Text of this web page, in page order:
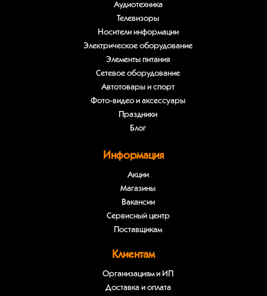
Аудиотехника
Телевизоры
Носители информации
Электрическое оборудование
Элементы питания
Сетевое оборудование
Автотовары и спорт
Фото-видео и аксессуары
Праздники
Блог
Информация
Акции
Магазины
Вакансии
Сервисный центр
Поставщикам
Клиентам
Организациям и ИП
Доставка и оплата